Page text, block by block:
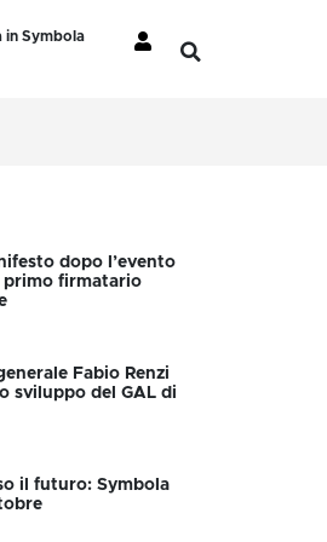
in Symbola
dopo l’evento
primo firmatario
Fabio Renzi
sviluppo del GAL di
il futuro: Symbola